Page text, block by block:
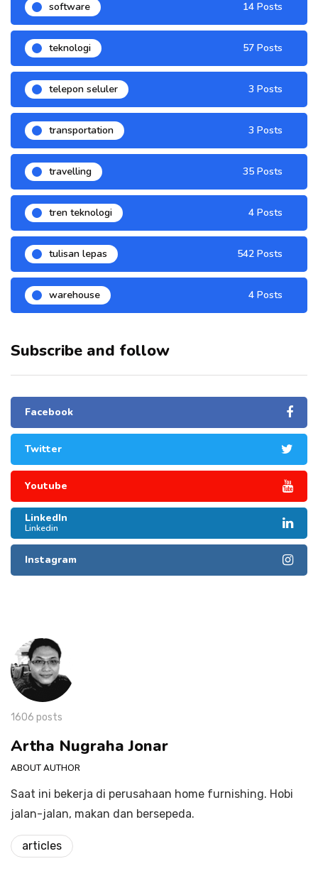
software 14 Posts
teknologi 57 Posts
telepon seluler 3 Posts
transportation 3 Posts
travelling 35 Posts
tren teknologi 4 Posts
tulisan lepas 542 Posts
warehouse 4 Posts
Subscribe and follow
Facebook
Twitter
Youtube
LinkedIn
Linkedin
Instagram
1606 posts
Artha Nugraha Jonar
ABOUT AUTHOR
Saat ini bekerja di perusahaan home furnishing. Hobi
jalan-jalan, makan dan bersepeda.
articles